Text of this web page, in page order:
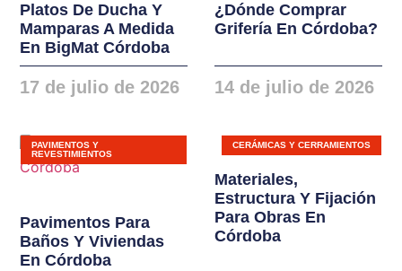
Platos De Ducha Y
Mamparas A Medida
En BigMat Córdoba
17 de julio de 2026
¿Dónde Comprar
Grifería En Córdoba?
14 de julio de 2026
PAVIMENTOS Y
REVESTIMIENTOS
Pavimentos Para
Baños Y Viviendas
En Córdoba
CERÁMICAS Y CERRAMIENTOS
Materiales,
Estructura Y Fijación
Para Obras En
Córdoba